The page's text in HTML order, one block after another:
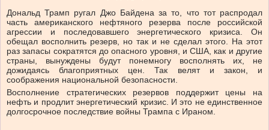
Дональд Трамп ругал Джо Байдена за то, что тот распродал
часть американского нефтяного резерва после российской
агрессии и последовавшего энергетического кризиса. Он
обещал восполнить резерв, но так и не сделал этого. На этот
раз запасы сократятся до опасного уровня, и США, как и другие
страны, вынуждены будут понемногу восполнять их, не
дожидаясь благоприятных цен. Так велят и закон, и
соображения национальной безопасности.
Восполнение стратегических резервов поддержит цены на
нефть и продлит энергетический кризис. И это не единственное
долгосрочное последствие войны Трампа с Ираном.